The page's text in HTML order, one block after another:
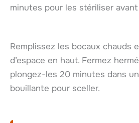
minutes pour les stériliser
Remplissez les bocaux chauds
d’espace en haut. Fermez
plongez-les 20 minutes dans
bouillante pour sceller.